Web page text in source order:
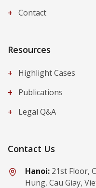
+ Contact
Resources
+
Highlight Cases
+ Publications
+ Legal Q&A
Contact Us
Hanoi: 21st Floor,
Hung, Cau Giay,